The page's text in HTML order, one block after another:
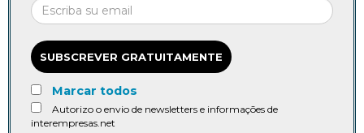
SUBSCREVER GRATUITAMENTE
Marcar todos
Autorizo o envio de newsletters e informações de
interempresas.net